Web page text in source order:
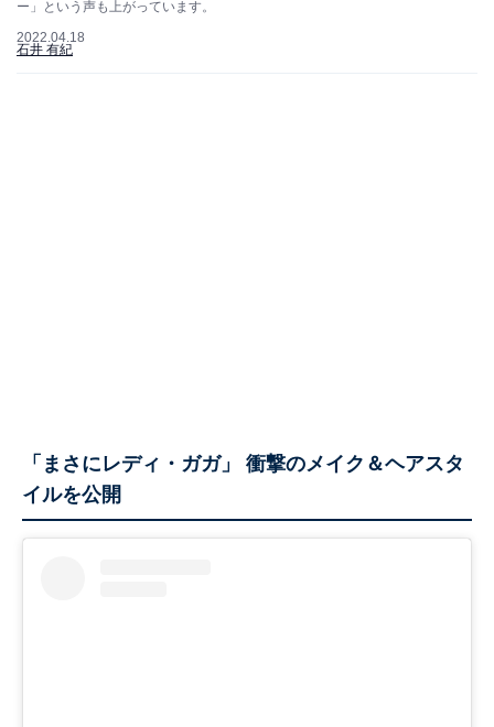
ー」という声も上がっています。
2022.04.18
石井 有紀
「まさにレディ・ガガ」 衝撃のメイク＆ヘアスタ
イルを公開